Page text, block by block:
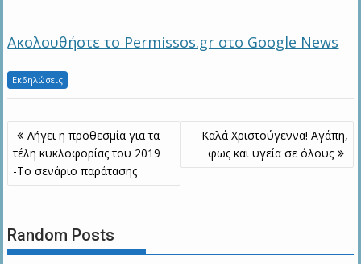
Ακολουθήστε το Permissos.gr στο Google News
Εκδηλώσεις
Πλοήγηση
άρθρων
Λήγει η προθεσμία για τα
τέλη κυκλοφορίας του 2019
-Το σενάριο παράτασης
Καλά Χριστούγεννα! Αγάπη,
φως και υγεία σε όλους
Random Posts